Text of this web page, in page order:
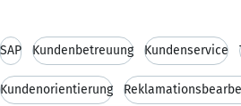
SAP Kundenbetreuung Kundenservice
Kundenorientierung